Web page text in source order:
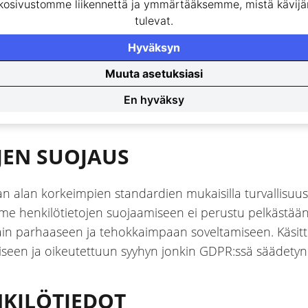
salatuille kiintolevyille.
SUOJAUS
alan korkeimpien standardien mukaisilla
henkilötietojen suojaamiseen ei perustu
parhaaseen ja tehokkaimpaan soveltamiseen.
ja oikeutettuun syyhyn jonkin GDPR:ssä
liikennettä ja ymmärtääksemme, mistä
tulevat.
Muuta asetuksiasi
En hyväksy
Hyväksyn